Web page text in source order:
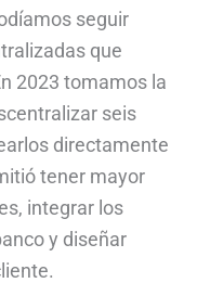
seguir
que
2023 tomamos la
seis
directamente
tener mayor
integrar los
y diseñar